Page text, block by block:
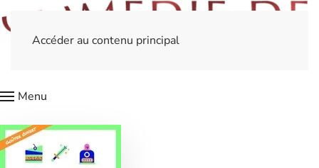
Accéder au contenu principal
Menu